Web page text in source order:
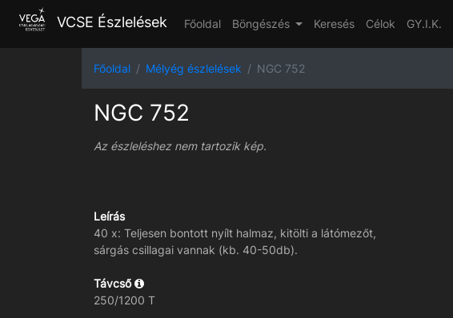
VCSE Észlelések Főoldal Böngészés Keresés Célok GY.I.K.
Főoldal Mélyég észlelések NGC 752
NGC 752
Az észleléshez nem tartozik kép.
Leírás
40 x: Teljesen bontott nyílt halmaz, kitölti a látómezőt,
sárgás csillagai vannak (kb. 40-50db).
Távcső
250/1200 T